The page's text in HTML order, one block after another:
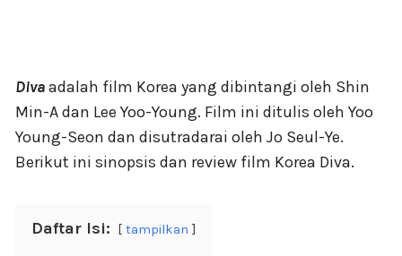
Divaadalah film Korea yang dibintangi oleh Shin
Min-A dan Lee Yoo-Young. Film ini ditulis oleh Yoo
Young-Seon dan disutradarai oleh Jo Seul-Ye.
Berikut ini sinopsis dan review film Korea Diva.
Daftar Isi: tampilkan